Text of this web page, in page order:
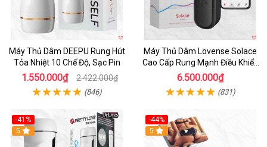
Máy Thủ Dâm DEEPU Rung Hút
Tỏa Nhiệt 10 Chế Độ, Sạc Pin
1.550.000₫ 2.422.000₫
(846)
Máy Thủ Dâm Lovense Solace
Cao Cấp Rung Mạnh Điều Khiển
App
6.500.000₫
(831)
-41%
Hot
5
-44%
Hot
5